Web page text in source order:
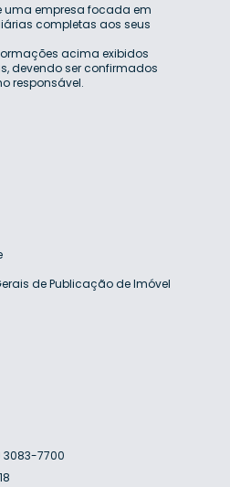
uma empresa focada em
completas aos seus
acima exibidos
devendo ser confirmados
responsável.
de Publicação de Imóvel
3083-7700